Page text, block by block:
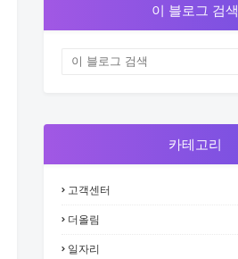
이 블로그 검색
카테고리
고객센터
더올림
일자리